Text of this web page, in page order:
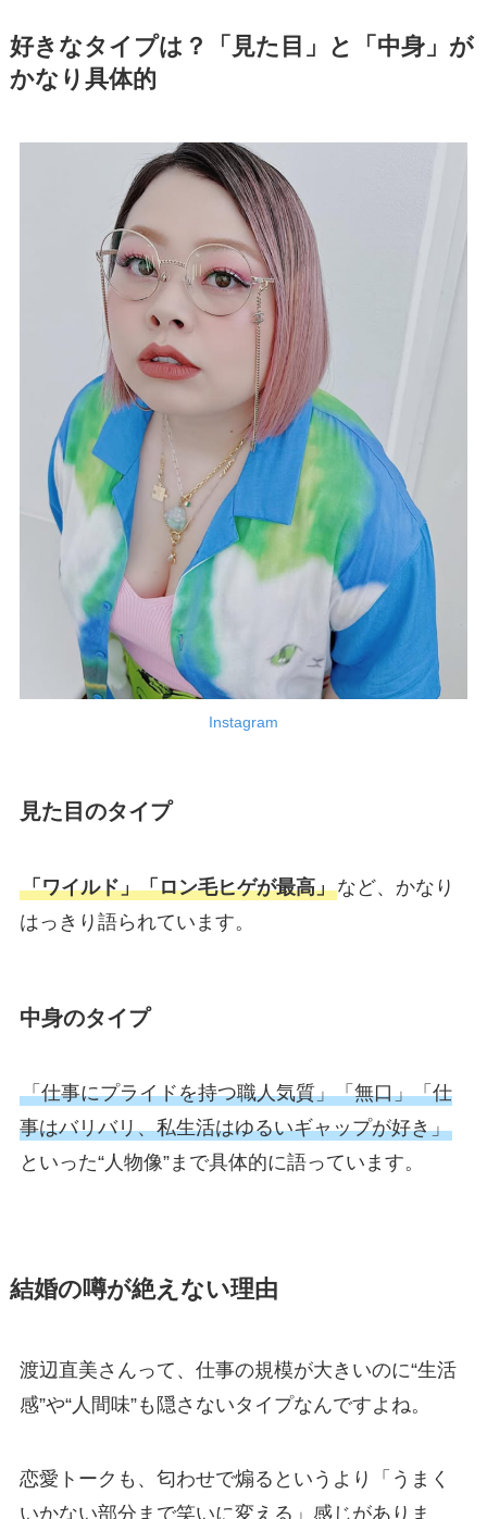
好きなタイプは？「見た目」と「中身」が
かなり具体的
Instagram
見た目のタイプ
「ワイルド」「ロン毛ヒゲが最高」など、かなり
はっきり語られています。
中身のタイプ
「仕事にプライドを持つ職人気質」「無口」「仕
事はバリバリ、私生活はゆるいギャップが好き」
といった“人物像”まで具体的に語っています。
結婚の噂が絶えない理由
渡辺直美さんって、仕事の規模が大きいのに“生活
感”や“人間味”も隠さないタイプなんですよね。
恋愛トークも、匂わせで煽るというより「うまく
いかない部分まで笑いに変える」感じがありま